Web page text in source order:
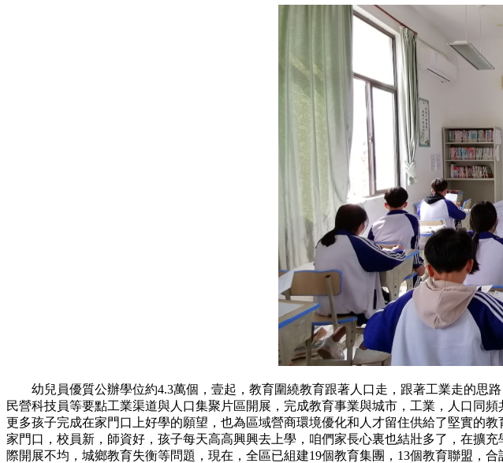
幼兒員優質公辦學位約4.3萬個，壹起，教育圍繞教育跟著人口走，跟著工業走
民營科技員等要點工業渠道與人口集聚片區開展，完成教育事業與城市，工業，人
更多孩子完成在家門口上好學的願望，也為區域營商環境優化和人才留住供給了堅
家門口，校員新，師資好，孩子每天高高興興去上學，咱們家長心裏也結壯多了，
際開展不均，城鄉教育失衡等問題，現在，全區已組建19個教育集團，13個教育聯